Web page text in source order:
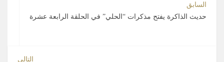
السابق
حديث الذاكرة يفتح مذكرات “الحلي” في الحلقة الرابعة عشرة
التالي